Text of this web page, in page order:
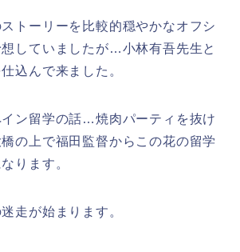
トーリーを比較的穏やかなオフシ
していましたが…小林有吾先生と
込んで来ました。
ン留学の話…焼肉パーティを抜け
の上で福田監督からこの花の留学
ります。
走が始まります。